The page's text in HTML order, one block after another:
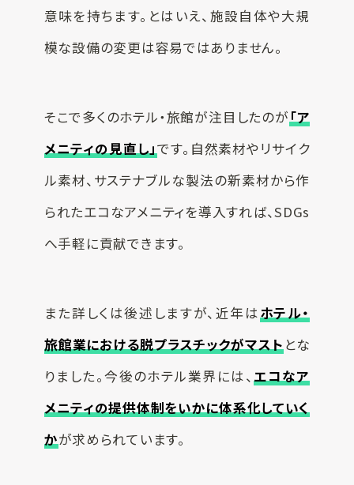
意味を持ちます。とはいえ、施設自体や大規
模な設備の変更は容易ではありません。
そこで多くのホテル・旅館が注目したのが「ア
メニティの見直し」です。自然素材やリサイク
ル素材、サステナブルな製法の新素材から作
られたエコなアメニティを導入すれば、SDGs
へ手軽に貢献できます。
また詳しくは後述しますが、近年はホテル・
旅館業における脱プラスチックがマストとな
りました。今後のホテル業界には、エコなア
メニティの提供体制をいかに体系化していく
かが求められています。